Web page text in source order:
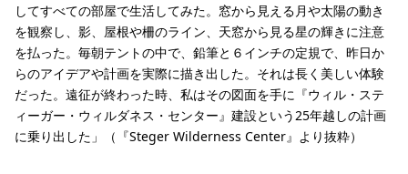
してすべての部屋で生活してみた。窓から見える月や太陽の動き
を観察し、影、屋根や柵のライン、天窓から見る星の輝きに注意
を払った。毎朝テントの中で、鉛筆と６インチの定規で、昨日か
らのアイデアや計画を実際に描き出した。それは長く美しい体験
だった。遠征が終わった時、私はその図面を手に『ウィル・ステ
ィーガー・ウィルダネス・センター』建設という25年越しの計画
に乗り出した」（『Steger Wilderness Center』より抜粋）